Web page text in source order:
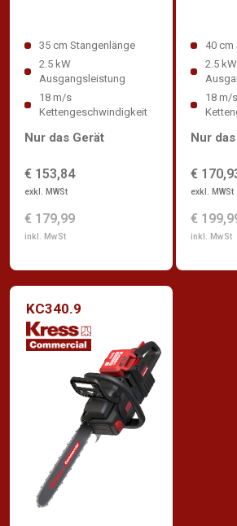
35 cm Stangenlänge
2.5 kW
Ausgangsleistung
18 m/s
Kettengeschwindigkeit
€ 153,84
exkl. MWSt
€ 179,99
inkl. MwSt
Nur das Gerät
40 cm
2.5 kW
18 m/s
€
exkl. MWSt
€
inkl. MwSt
Nur
KC340.9